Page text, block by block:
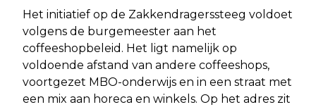
Het initiatief op de Zakkendragerssteeg voldoet
volgens de burgemeester aan het
coffeeshopbeleid. Het ligt namelijk op
voldoende afstand van andere coffeeshops,
voortgezet MBO-onderwijs en in een straat met
een mix aan horeca en winkels. Op het adres zit